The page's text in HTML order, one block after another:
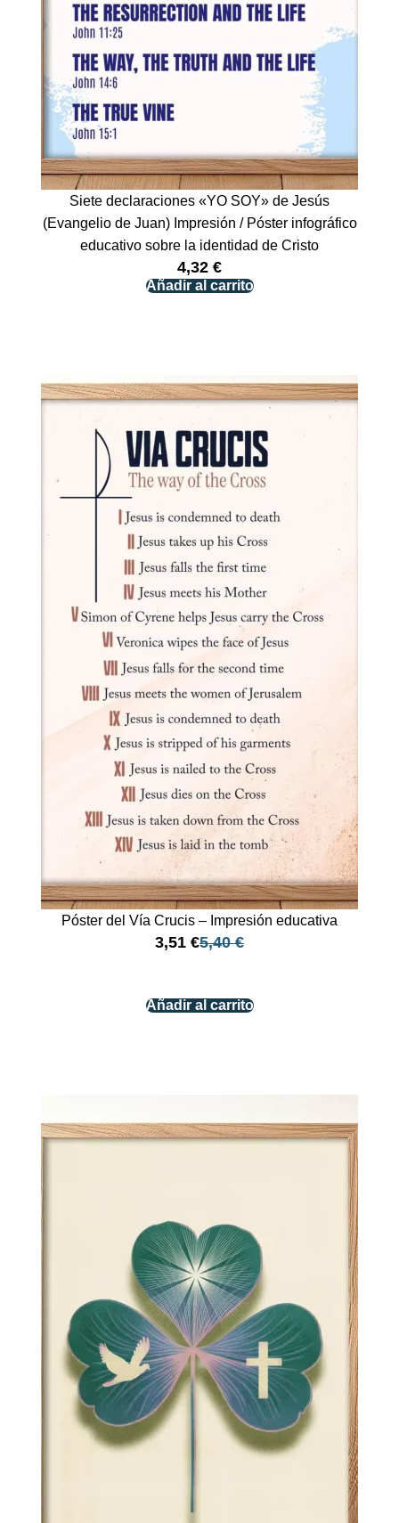
Siete declaraciones «YO SOY» de Jesús
(Evangelio de Juan) Impresión / Póster infográfico
educativo sobre la identidad de Cristo
4,32 €
Añadir al carrito
Póster del Vía Crucis – Impresión educativa
5,40€
3,51 €
Añadir al carrito